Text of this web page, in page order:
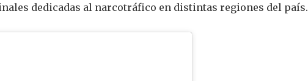
dedicadas al narcotráfico en distintas regiones del país.